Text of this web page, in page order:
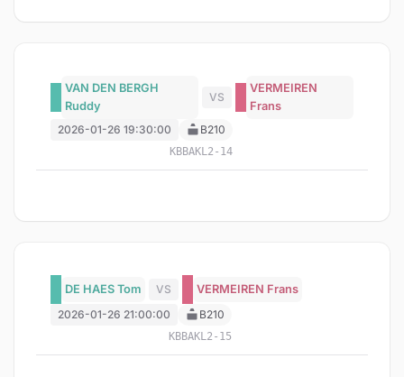
VAN DEN BERGH
Ruddy
VS
VERMEIREN
Frans
2026-01-26 19:30:00
B210
KBBAKL2-14
DE HAES Tom VS
VERMEIREN Frans
2026-01-26 21:00:00
B210
KBBAKL2-15